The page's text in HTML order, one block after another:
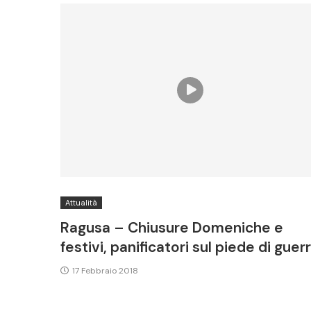
Attualità
Ragusa – Chiusure Domeniche e
festivi, panificatori sul piede di
17 Febbraio 2018